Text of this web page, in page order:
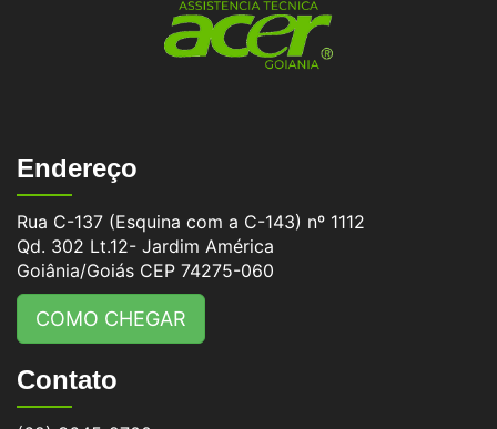
Endereço
Rua C-137 (Esquina com a C-143) nº 1112
Qd. 302 Lt.12- Jardim América
Goiânia/Goiás CEP 74275-060
COMO CHEGAR
Contato